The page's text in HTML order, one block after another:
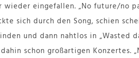
wieder eingefallen. „No future/no
sich durch den Song, schien
und dann nahtlos in „Wasted
schon großartigen Konzertes.